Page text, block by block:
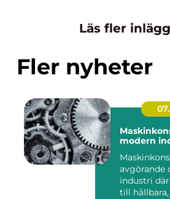
Läs fler
Fler nyheter
modern
avgörande
industri
till hållbara,